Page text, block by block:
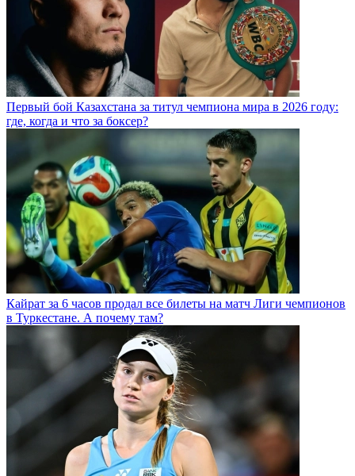
Первый бой Казахстана за титул чемпиона мира в 2026 году:
где, когда и что за боксер?
Кайрат за 6 часов продал все билеты на матч Лиги чемпионов
в Туркестане. А почему там?